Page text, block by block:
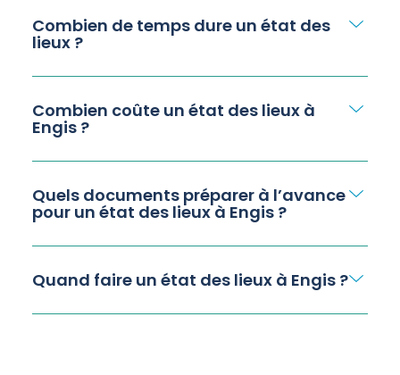
Combien de temps dure un état des
lieux ?
Combien coûte un état des lieux à
Engis ?
Quels documents préparer à l’avance
pour un état des lieux à Engis ?
Quand faire un état des lieux à Engis ?